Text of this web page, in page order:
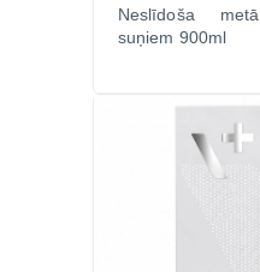
Neslīdoša
suņiem 900ml